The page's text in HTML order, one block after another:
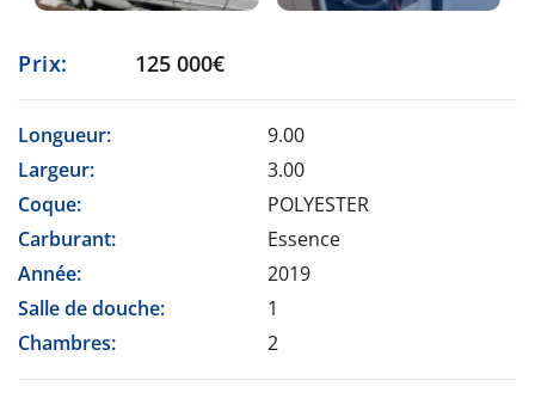
Prix: 125 000€
Longueur:
9.00
Largeur:
3.00
Coque:
POLYESTER
Carburant:
Essence
Année:
2019
Salle de douche:
1
Chambres:
2